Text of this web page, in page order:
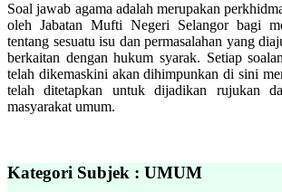
Soal jawab agama adalah merupakan
oleh Jabatan Mufti Negeri Selangor bagi
tentang sesuatu isu dan permasalahan yang
berkaitan dengan hukum syarak. Setiap
telah dikemaskini akan dihimpunkan di sini
telah ditetapkan untuk dijadikan rujukan
masyarakat umum.
Kategori Subjek : UMUM